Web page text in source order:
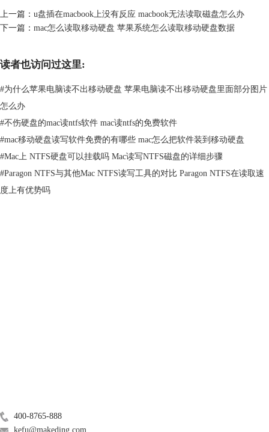
示。需要对u盘固件进行修复才能正常使用。
3.系统设置
这是mac对数据的一种保护机制，连接外部磁盘时，会默认为不显示。
常用的查验硬盘格式的方法是【显示简介】和使用【磁盘工具】，这里我
们使用显示简介的方式来查验硬盘格式。
上一篇： u盘插在macbook上没有反应 macbook无法读取磁盘怎么办
下一篇： mac怎么读取移动硬盘 苹果系统怎么读取移动硬盘数据
读者也访问过这里:
#为什么苹果电脑读不出移动硬盘 苹果电脑读不出移动硬盘里面部分图片
怎么办
#不伤硬盘的mac读ntfs软件 mac读ntfs的免费软件
#mac移动硬盘读写软件免费的有哪些 mac怎么把软件装到移动硬盘
#Mac上 NTFS硬盘可以挂载吗 Mac读写NTFS磁盘的详细步骤
#Paragon NTFS与其他Mac NTFS读写工具的对比 Paragon NTFS在读取速
度上有优势吗
400-8765-888
kefu@makeding.com